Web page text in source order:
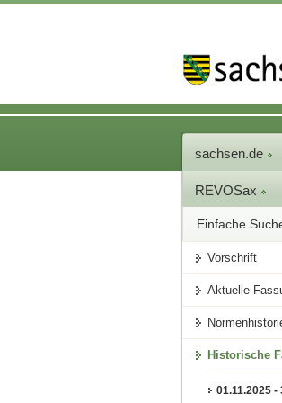
sachsen.de
REVOSax
Einfache
Vorschrift
Aktuelle
Historische
01.11.2025 -